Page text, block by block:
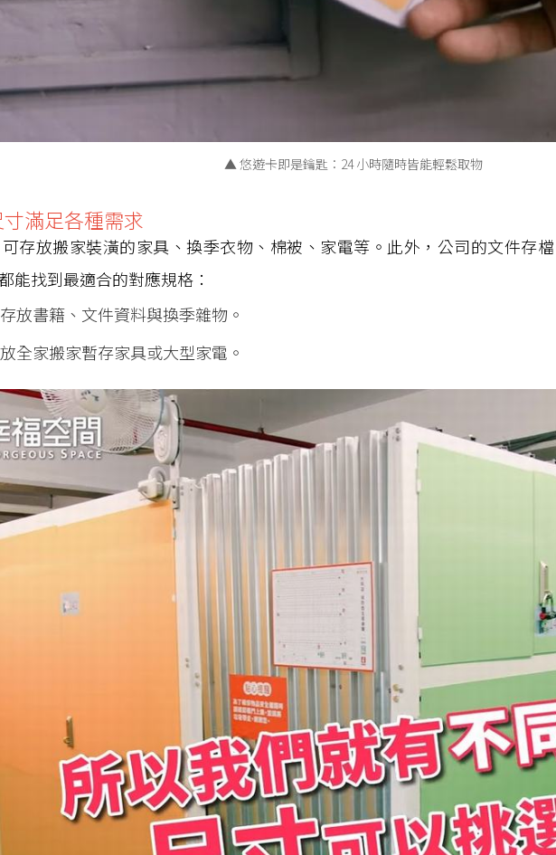
▲ 悠遊卡即是鑰匙：24 小時隨時皆能輕鬆取物
滿足各種需求
存放搬家裝潢的家具、換季衣物、棉被、家電等。此外，公司的文件存
能找到最適合的對應規格：
放書籍、文件資料與換季雜物。
全家搬家暫存家具或大型家電。